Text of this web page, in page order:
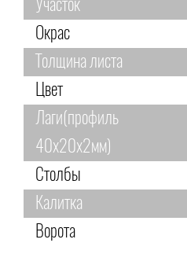
Участок
Окрас
Толщина листа
Цвет
Лаги(профиль
40х20х2мм)
Столбы
Калитка
Ворота